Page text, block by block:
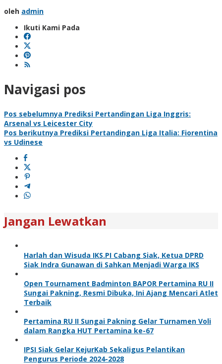
oleh admin
Ikuti Kami Pada
Navigasi pos
Pos sebelumnya Prediksi Pertandingan Liga Inggris:
Arsenal vs Leicester City
Pos berikutnya Prediksi Pertandingan Liga Italia: Fiorentina
vs Udinese
Jangan Lewatkan
Harlah dan Wisuda IKS.PI Cabang Siak, Ketua DPRD
Siak Indra Gunawan di Sahkan Menjadi Warga IKS
Open Tournament Badminton BAPOR Pertamina RU II
Sungai Pakning, Resmi Dibuka, Ini Ajang Mencari Atlet
Terbaik
Pertamina RU II Sungai Pakning Gelar Turnamen Voli
dalam Rangka HUT Pertamina ke-67
IPSI Siak Gelar KejurKab Sekaligus Pelantikan
Pengurus Periode 2024-2028